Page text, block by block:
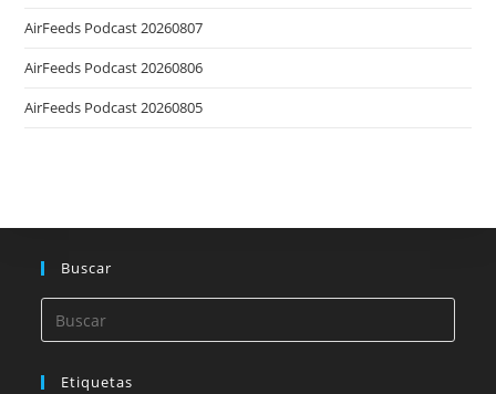
AirFeeds Podcast 20260807
AirFeeds Podcast 20260806
AirFeeds Podcast 20260805
Buscar
Etiquetas